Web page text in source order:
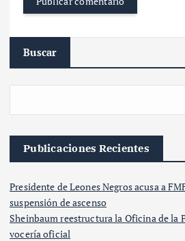
Buscar
Publicaciones Recientes
Presidente de Leones Negros acusa a
suspensión de ascenso
Sheinbaum reestructura la Oficina de la
vocería oficial